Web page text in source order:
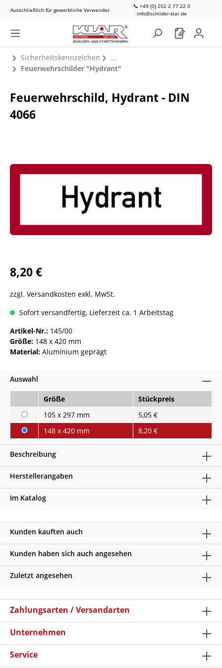
Ausschließlich für gewerbliche Verwender.
📞 +49 (0) 202 2 77 22 0
info@schilder-klar.de
Sicherheitskennzeichen
Feuerwehrschilder "Hydrant"
Feuerwehrschild, Hydrant - DIN
4066
8,20 €
zzgl. Versandkosten exkl. MwSt.
Sofort versandfertig, Lieferzeit ca. 1 Arbeitstag
Artikel-Nr.: 145/00
Größe: 148 x 420 mm
Material: Aluminium geprägt
Auswahl
Größe
Stückpreis
105 x 297 mm
5,05 €
148 x 420 mm
8,20 €
Beschreibung
Herstellerangaben
Im Katalog
Kunden kauften auch
Kunden haben sich auch angesehen
Zuletzt angesehen
Zahlungsarten / Versandarten
Unternehmen
Service